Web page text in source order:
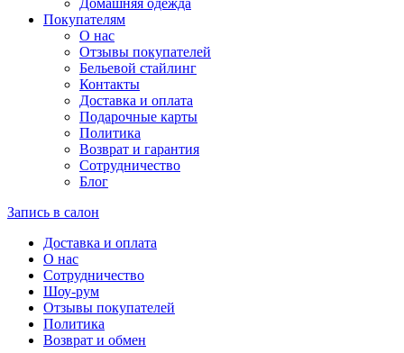
Домашняя одежда
Покупателям
О нас
Отзывы покупателей
Бельевой стайлинг
Контакты
Доставка и оплата
Подарочные карты
Политика
Возврат и гарантия
Сотрудничество
Блог
Запись в салон
Доставка и оплата
О нас
Сотрудничество
Шоу-рум
Отзывы покупателей
Политика
Возврат и обмен